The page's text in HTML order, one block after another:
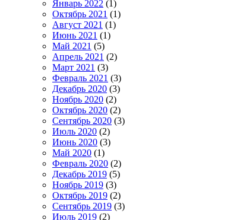
Январь 2022 (1)
Октябрь 2021 (1)
Август 2021 (1)
Июнь 2021 (1)
Май 2021 (5)
Апрель 2021 (2)
Март 2021 (3)
Февраль 2021 (3)
Декабрь 2020 (3)
Ноябрь 2020 (2)
Октябрь 2020 (2)
Сентябрь 2020 (3)
Июль 2020 (2)
Июнь 2020 (3)
Май 2020 (1)
Февраль 2020 (2)
Декабрь 2019 (5)
Ноябрь 2019 (3)
Октябрь 2019 (2)
Сентябрь 2019 (3)
Июль 2019 (2)